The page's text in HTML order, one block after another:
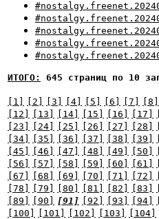
ИТОГО: 645 страниц по 10
[1] [2] [3] [4] [5] [6] [7] [8]
[12]
[13] [14] [15] [16] [17]
[23]
[24] [25] [26] [27] [28]
[34]
[35] [36] [37] [38] [39]
[45]
[46] [47] [48] [49] [50]
[56]
[57] [58] [59] [60] [61]
[67]
[68] [69] [70] [71] [72]
[78]
[79] [80] [81] [82] [83]
[89]
[90] [91] [92] [93] [94]
[100]
[101] [102] [103] [104]